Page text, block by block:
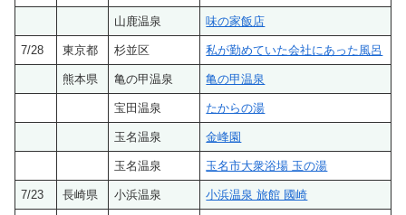
山鹿温泉 味の家飯店
7/28 東京都 杉並区 私が勤めていた会社にあった風呂
熊本県 亀の甲温泉 亀の甲温泉
宝田温泉 たからの湯
玉名温泉 金峰園
玉名温泉 玉名市大衆浴場 玉の湯
7/23 長崎県 小浜温泉 小浜温泉 旅館 國崎